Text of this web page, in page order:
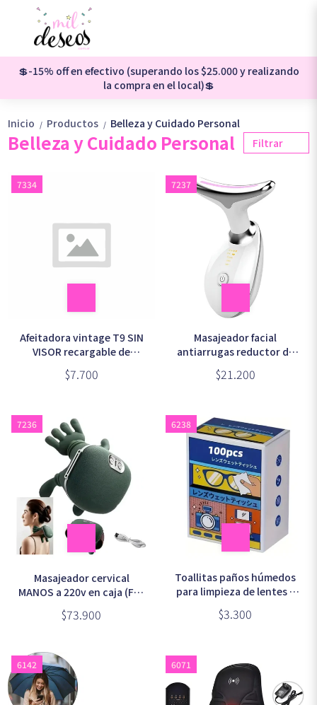
💲-15% off en efectivo (superando los $25.000 y realizando
la compra en el local)💲
Inicio / Productos / Belleza y Cuidado Personal
Belleza y Cuidado Personal Filtrar
7334
Afeitadora vintage T9 SIN
VISOR recargable de
$7.700
7237
Masajeador facial
antiarrugas reductor de
papada (ES-1081)
$21.200
7236
Masajeador cervical
MANOS a 220v en caja (FH-
$73.900
6238
Toallitas paños húmedos
para limpieza de lentes y
$3.300
6142 6071